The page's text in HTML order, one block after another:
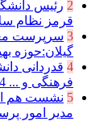
2 رئیس
قرمز نظام
3 سرپرست
گیلان:حوزه
4 قدردانی
فرهنگی و ... 4 سال پیش
5 نشست هم
مدیر امور